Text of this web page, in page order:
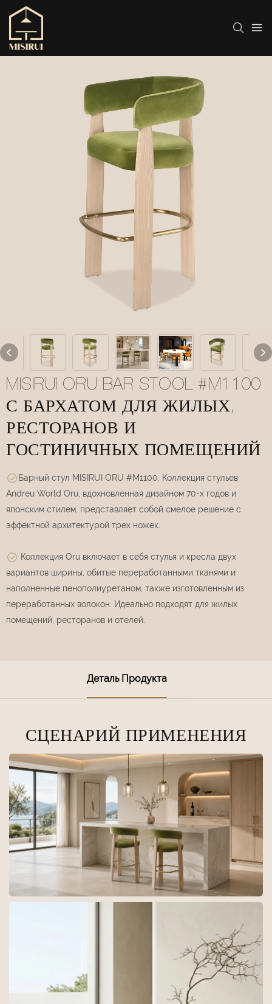
MISIRUI ORU BAR STOOL #M1100
С БАРХАТОМ ДЛЯ ЖИЛЫХ,
РЕСТОРАНОВ И
ГОСТИНИЧНЫХ ПОМЕЩЕНИЙ
Барный стул MISIRUI ORU #M1100. Коллекция стульев
Andreu World Oru, вдохновленная дизайном 70-х годов и
японским стилем, представляет собой смелое решение с
эффектной архитектурой трех ножек.
Коллекция Oru включает в себя стулья и кресла двух
вариантов ширины, обитые переработанными тканями и
наполненные пенополиуретаном, также изготовленным из
переработанных волокон. Идеально подходят для жилых
помещений, ресторанов и отелей.
Деталь Продукта
СЦЕНАРИЙ ПРИМЕНЕНИЯ